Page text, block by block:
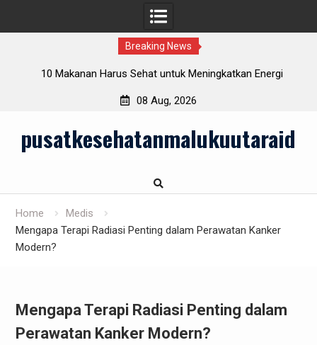
Breaking News
10 Makanan Harus Sehat untuk Meningkatkan Energi
08 Aug, 2026
contentpusatkesehatanmalukuutaraid
Home
Medis
Mengapa Terapi Radiasi Penting dalam Perawatan Kanker
Modern?
Mengapa Terapi Radiasi Penting dalam
Perawatan Kanker Modern?